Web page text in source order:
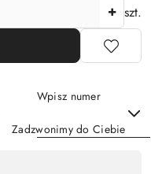
szt.
Wpisz numer
Zadzwonimy do Ciebie